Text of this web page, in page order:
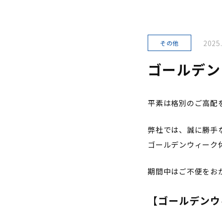
その他
ゴールデ
平素は格別のご高配
弊社では、誠に勝手
ゴールデンウィーク
期間中はご不便をお
【ゴールデン